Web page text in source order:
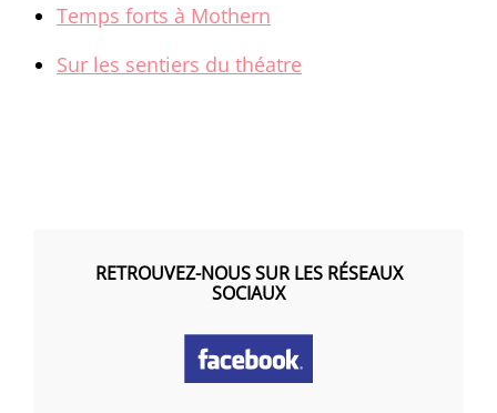
Temps forts à Mothern
Sur les sentiers du théatre
RETROUVEZ-NOUS SUR LES RÉSEAUX
SOCIAUX